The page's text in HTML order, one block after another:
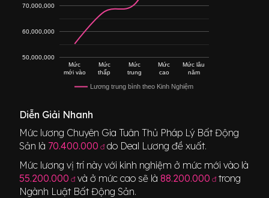
Lương trung bình theo Kinh Nghiệm
Mức
mới vào
Mức
thấp
Mức
trung
Mức
cao
Mức lâu
năm
50,000,000
60,000,000
70,000,000
Diễn Giải Nhanh
Mức lương Chuyên Gia Tuân Thủ Pháp Lý Bất Động
Sản là 70.400.000 đdo Deal Lương đề xuất.
Mức lương vị trí này với kinh nghiệm ở mức mới vào là
55.200.000 đ và ở mức cao sẽ là88.200.000 đ trong
Ngành Luật Bất Động Sản.